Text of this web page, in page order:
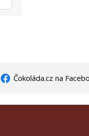
Čokoláda.cz na